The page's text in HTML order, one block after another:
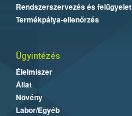
Rendszerszervezés és felügyelet
Termékpálya-ellenőrzés
Ügyintézés
Élelmiszer
Állat
Növény
Labor/Egyéb